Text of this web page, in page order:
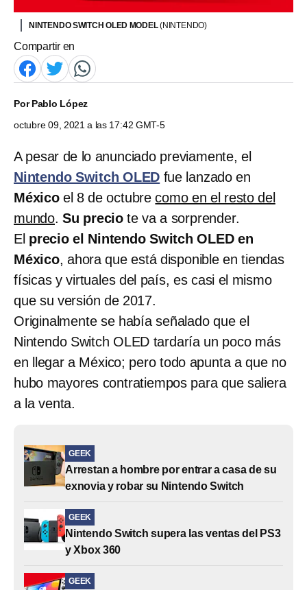
NINTENDO SWITCH OLED MODEL(NINTENDO)
Compartir en
PorPablo López
octubre 09, 2021 a las 17:42 GMT-5
A pesar de lo anunciado previamente, el
Nintendo Switch OLED fue lanzado en
Méxicoel 8 de octubrecomo en el resto del
mundo.Su precio te va a sorprender.
El precio el Nintendo Switch OLED en
México, ahora que está disponible en tiendas
físicas y virtuales del país, es casi el mismo
que su versión de 2017.
Originalmente se había señalado que el
Nintendo Switch OLED tardaría un poco más
en llegar a México; pero todo apunta a que no
hubo mayores contratiempos para que saliera
a la venta.
GEEK
Arrestan a hombre por entrar a casa de su
exnovia y robar su Nintendo Switch
GEEK
Nintendo Switch supera las ventas del PS3
y Xbox 360
GEEK